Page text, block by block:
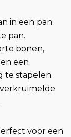
in een pan.
pan.
bonen,
een
te stapelen.
voor een